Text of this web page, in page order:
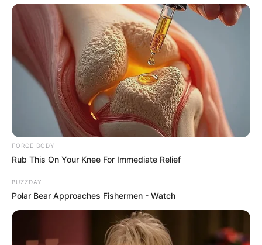
Disney Princesses: Which Live-Action Version Do
You Prefer?
BRAINBERRIES
FORGE BODY
Rub This On Your Knee For Immediate Relief
BUZZDAY
Polar Bear Approaches Fishermen - Watch